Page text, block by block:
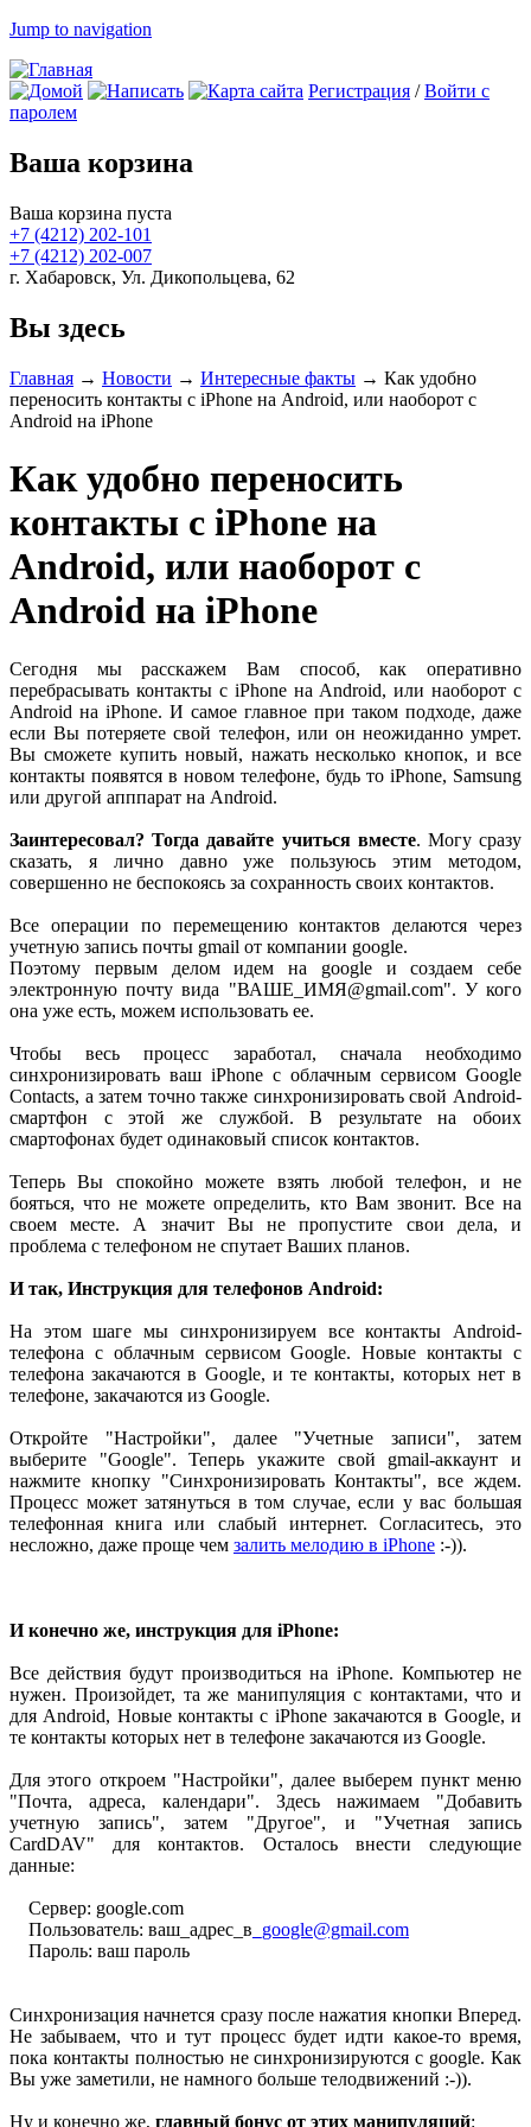
Jump to navigation
Регистрация /Войти с
паролем
Ваша корзина
Ваша корзина пуста
+7 (4212) 202-101
+7 (4212) 202-007
г. Хабаровск, Ул. Дикопольцева, 62
Вы здесь
Главная → Новости → Интересные факты → Как удобно
переносить контакты с iPhone на Android, или наоборот с
Android на iPhone
Как удобно переносить
контакты с iPhone на
Android, или наоборот с
Android на iPhone
Сегодня мы расскажем Вам способ, как оперативно
перебрасывать контакты с iPhone на Android, или наоборот с
Android на iPhone. И самое главное при таком подходе, даже
если Вы потеряете свой телефон, или он неожиданно умрет.
Вы сможете купить новый, нажать несколько кнопок, и все
контакты появятся в новом телефоне, будь то iPhone, Samsung
или другой апппарат на Android.
Заинтересовал? Тогда давайте учиться вместе. Могу сразу
сказать, я лично давно уже пользуюсь этим методом,
совершенно не беспокоясь за сохранность своих контактов.
Все операции по перемещению контактов делаются через
учетную запись почты gmail от компании google.
Поэтому первым делом идем на google и создаем себе
электронную почту вида "ВАШЕ_ИМЯ@gmail.com". У кого
она уже есть, можем использовать ее.
Чтобы весь процесс заработал, сначала необходимо
синхронизировать ваш iPhone с облачным сервисом Google
Contacts, а затем точно также синхронизировать свой Android-
смартфон с этой же службой. В результате на обоих
смартофонах будет одинаковый список контактов.
Теперь Вы спокойно можете взять любой телефон, и не
бояться, что не можете определить, кто Вам звонит. Все на
своем месте. А значит Вы не пропустите свои дела, и
проблема с телефоном не спутает Ваших планов.
И так, Инструкция для телефонов Android:
На этом шаге мы синхронизируем все контакты Android-
телефона с облачным сервисом Google. Новые контакты с
телефона закачаются в Google, и те контакты, которых нет в
телефоне, закачаются из Google.
Откройте "Настройки", далее "Учетные записи", затем
выберите "Google". Теперь укажите свой gmail-аккаунт и
нажмите кнопку "Синхронизировать Контакты", все ждем.
Процесс может затянуться в том случае, если у вас большая
телефонная книга или слабый интернет. Согласитесь, это
несложно, даже проще чем залить мелодию в iPhone :-)).
И конечно же, инструкция для iPhone:
Все действия будут производиться на iPhone. Компьютер не
нужен. Произойдет, та же манипуляция с контактами, что и
для Android, Новые контакты с iPhone закачаются в Google, и
те контакты которых нет в телефоне закачаются из Google.
Для этого откроем "Настройки", далее выберем пункт меню
"Почта, адреса, календари". Здесь нажимаем "Добавить
учетную запись", затем "Другое", и "Учетная запись
CardDAV" для контактов. Осталось внести следующие
данные:
Сервер: google.com
Пользователь: ваш_адрес_в _google@gmail.com
Пароль: ваш пароль
Синхронизация начнется сразу после нажатия кнопки Вперед.
Не забываем, что и тут процесс будет идти какое-то время,
пока контакты полностью не синхронизируются с google. Как
Вы уже заметили, не намного больше телодвижений :-)).
Ну и конечно же, главный бонус от этих манипуляций: